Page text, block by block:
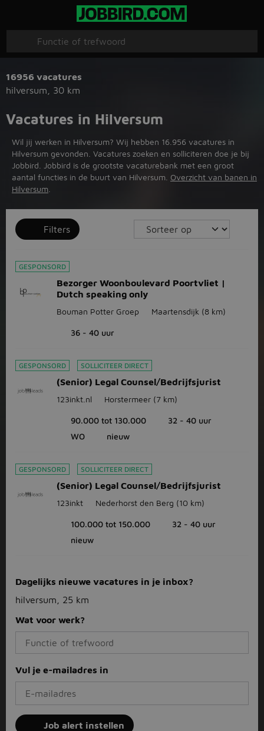
16956 vacatures
hilversum
30 km
Vacatures in Hilversum
Wil jij werken in Hilversum? Wij hebben 16.956 vacatures in
Hilversum gevonden. Vacatures zoeken en solliciteren doe je bij
Jobbird. Jobbird is de grootste vacaturebank met een groot
aantal functies in de buurt van Hilversum. Overzicht van banen in
Hilversum
Filters
GESPONSORD
Bezorger Woonboulevard Poortvliet |
Dutch speaking only
Bouman Potter Groep Maartensdijk (8 km)
36 - 40 uur
GESPONSORD SOLLICITEER DIRECT
(Senior) Legal Counsel/Bedrijfsjurist
123inkt.nl Horstermeer (7 km)
90.000 tot 130.000
32 - 40 uur
WO
nieuw
GESPONSORD SOLLICITEER DIRECT
(Senior) Legal Counsel/Bedrijfsjurist
123inkt Nederhorst den Berg (10 km)
100.000 tot 150.000
32 - 40 uur
nieuw
Dagelijks nieuwe vacatures in je inbox?
hilversum, 25 km
Wat voor werk?
Vul je e-mailadres in
Job alert instellen